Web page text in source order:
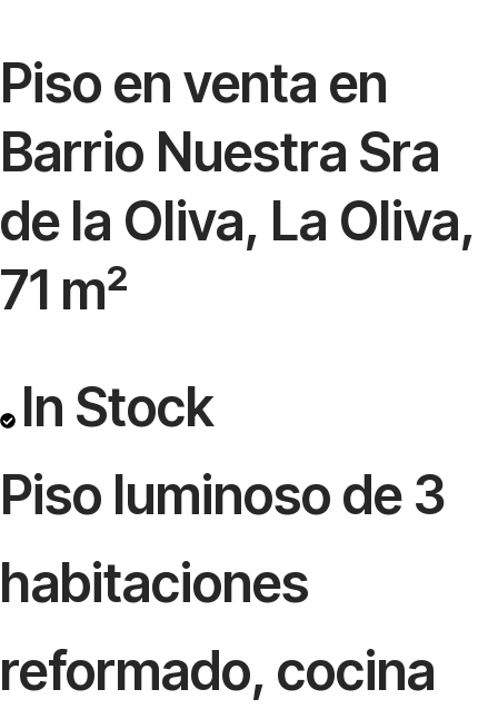
Piso en venta en
Barrio Nuestra Sra
de la Oliva, La Oliva,
71 m²
In Stock
Piso luminoso de 3
habitaciones
reformado, cocina